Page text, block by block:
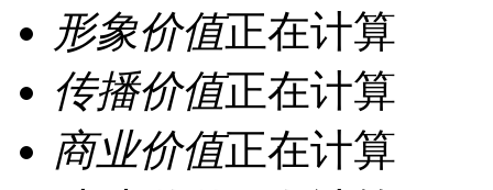
形象价值正在计算
传播价值正在计算
商业价值正在计算